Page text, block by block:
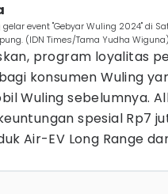
event "Gebyar Wuling 2024" di
(IDN Times/Tama Yudha
program loyalitas
konsumen Wuling
Wuling sebelumnya.
spesial Rp7
Air-EV Long Range